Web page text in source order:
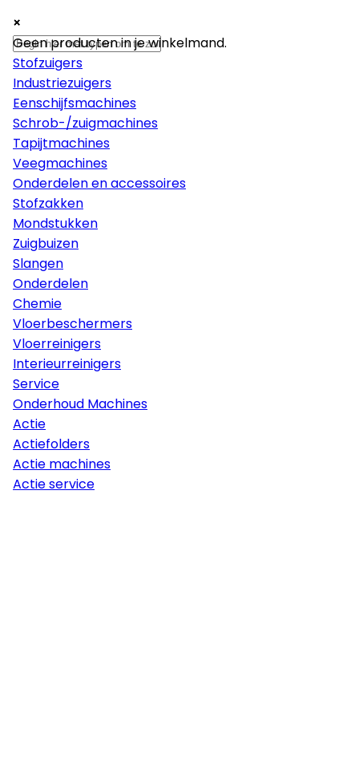
×
Machines
Stofzuigers
Industriezuigers
Eenschijfsmachines
Schrob-/zuigmachines
Tapijtmachines
Veegmachines
Onderdelen en accessoires
Stofzakken
Mondstukken
Zuigbuizen
Slangen
Onderdelen
Chemie
Vloerbeschermers
Vloerreinigers
Interieurreinigers
Service
Onderhoud Machines
Actie
Actiefolders
Actie machines
Actie service
×
×
Geen producten in je winkelmand.